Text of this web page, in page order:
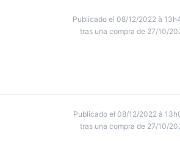
Publicado el 08/12/2022 à
tras una compra de 27/10/
Publicado el 08/12/2022 à
tras una compra de 27/10/